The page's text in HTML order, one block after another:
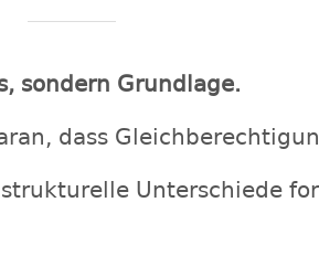
sondern Grundlage.
dass
Unterschiede